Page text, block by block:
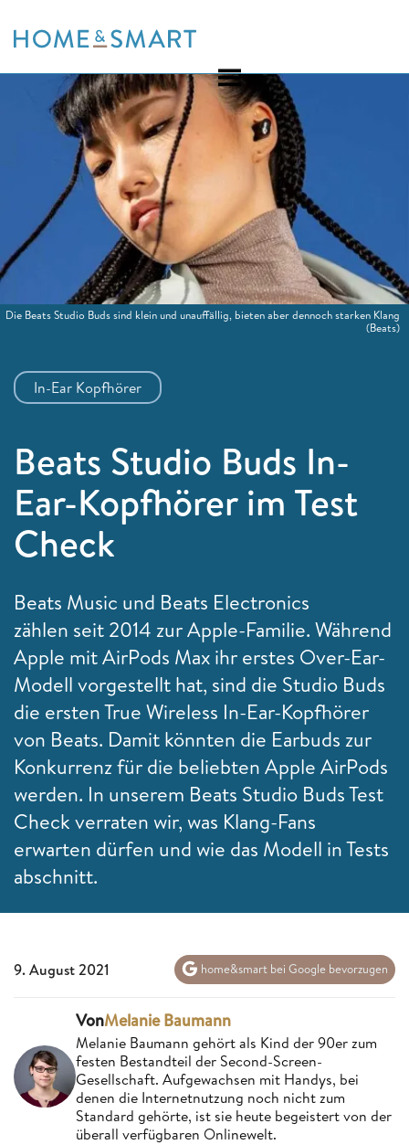
to
In-Ear Kopfhörer
Beats Studio Buds In-
Ear-Kopfhörer im Test
Check
Beats Music und Beats Electronics
zählen seit 2014 zur Apple-Familie. Während
Apple mit AirPods Max ihr erstes Over-Ear-
Modell vorgestellt hat, sind die Studio Buds
die ersten True Wireless In-Ear-Kopfhörer
von Beats. Damit könnten die Earbuds zur
Konkurrenz für die beliebten Apple AirPods
werden. In unserem Beats Studio Buds Test
Check verraten wir, was Klang-Fans
erwarten dürfen und wie das Modell in Tests
abschnitt.
Die Beats Studio Buds sind klein und unauffällig, bieten aber dennoch starken Klang
(Beats)
9. August 2021 home&smart bei Google bevorzugen
VonMelanie Baumann
Melanie Baumann gehört als Kind der 90er zum
festen Bestandteil der Second-Screen-
Gesellschaft. Aufgewachsen mit Handys, bei
denen die Internetnutzung noch nicht zum
Standard gehörte, ist sie heute begeistert von der
überall verfügbaren Onlinewelt.